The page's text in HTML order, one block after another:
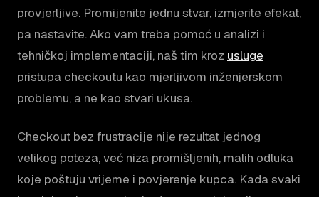
provjerljive. Promijenite jednu stvar, izmjerite efekat,
pa nastavite. Ako vam treba pomoć u analizi i
tehničkoj implementaciji, naš tim kroz usluge
pristupa checkoutu kao mjerljivom inženjerskom
problemu, a ne kao stvari ukusa.
Checkout bez frustracije nije rezultat jednog
velikog poteza, već niza promišljenih, malih odluka
koje poštuju vrijeme i povjerenje kupca. Kada svaki